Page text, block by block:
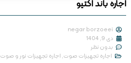
اجاره باند اکتیو
negar borzoeei
دی 9, 1404
بدون نظر
اجاره تجهیزات صوت, اجاره تجهیزات نور و صوت